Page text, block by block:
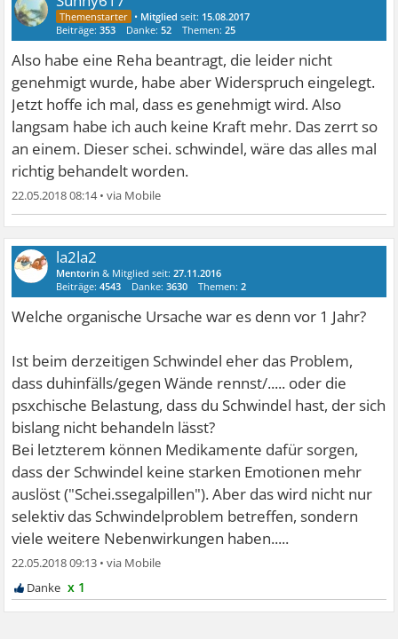
• Mitglied seit: 15.08.2017
Beiträge:353 Danke:52 Themen:25
Also habe eine Reha beantragt, die leider nicht
genehmigt wurde, habe aber Widerspruch eingelegt.
Jetzt hoffe ich mal, dass es genehmigt wird. Also
langsam habe ich auch keine Kraft mehr. Das zerrt so
an einem. Dieser schei. schwindel, wäre das alles mal
richtig behandelt worden.
22.05.2018 08:14•
la2la2
Mentorin & Mitglied seit:27.11.2016
Beiträge:4543 Danke:3630 Themen:2
Welche organische Ursache war es denn vor 1 Jahr?
Ist beim derzeitigen Schwindel eher das Problem,
dass duhinfälls/gegen Wände rennst/..... oder die
psxchische Belastung, dass du Schwindel hast, der sich
bislang nicht behandeln lässt?
Bei letzterem können Medikamente dafür sorgen,
dass der Schwindel keine starken Emotionen mehr
auslöst ("Schei.ssegalpillen"). Aber das wird nicht nur
selektiv das Schwindelproblem betreffen, sondern
viele weitere Nebenwirkungen haben.....
22.05.2018 09:13 •
x 1